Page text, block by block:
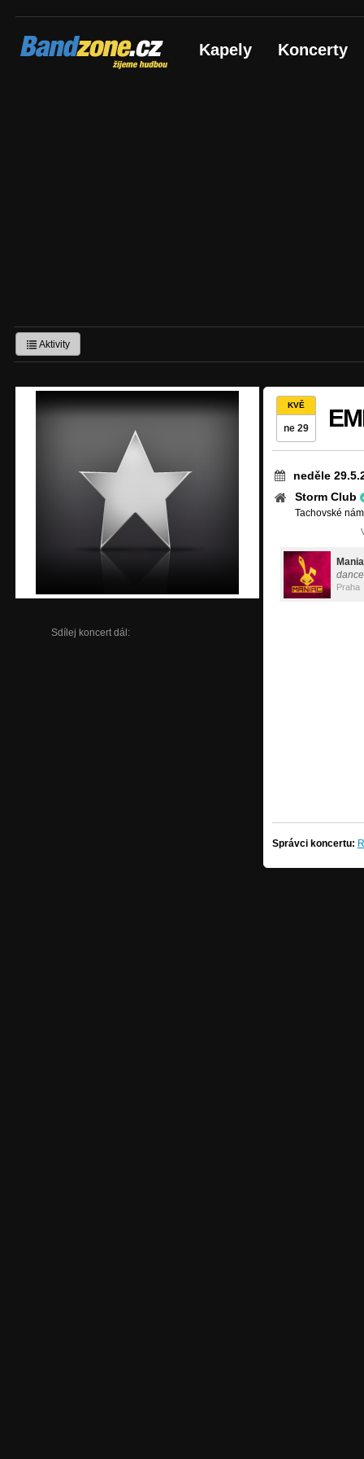
Bandzone.cz
žijeme hudbou Kapely Koncerty
Aktivity
Sdílej koncert dál:
KVĚ
ne 29
neděle
Storm Club
Tachovské
Praha
Správci koncertu: